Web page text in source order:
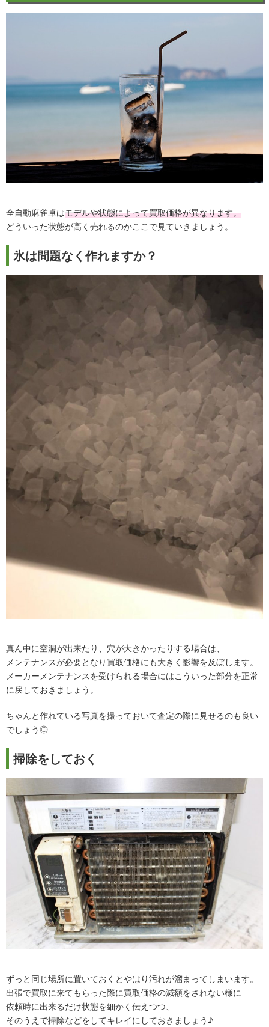
全自動麻雀卓はモデルや状態によって買取価格が異なります。
どういった状態が高く売れるのかここで見ていきましょう。
氷は問題なく作れますか？
真ん中に空洞が出来たり、穴が大きかったりする場合は、
メンテナンスが必要となり買取価格にも大きく影響を及ぼします。
メーカーメンテナンスを受けられる場合にはこういった部分を正常
に戻しておきましょう。
ちゃんと作れている写真を撮っておいて査定の際に見せるのも良い
でしょう◎
掃除をしておく
ずっと同じ場所に置いておくとやはり汚れが溜まってしまいます。
出張で買取に来てもらった際に買取価格の減額をされない様に
依頼時に出来るだけ状態を細かく伝えつつ、
そのうえで掃除などをしてキレイにしておきましょう♪